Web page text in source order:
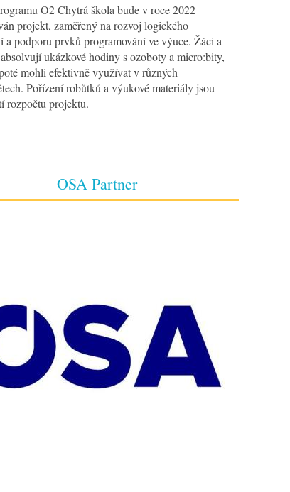
O2 Chytrá škola bude v roce 2022
projekt, zaměřený na rozvoj logického
a podporu prvků programování ve výuce. Žáci a
ukázkové hodiny s ozoboty a micro:bity,
mohli efektivně využívat v různých
Pořízení robůtků a výukové materiály jsou
rozpočtu projektu.
OSA Partner